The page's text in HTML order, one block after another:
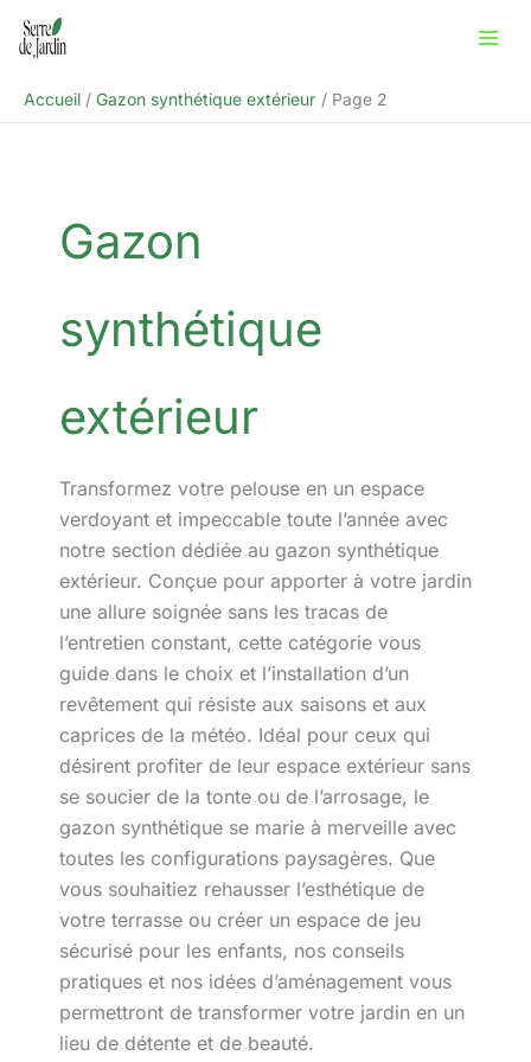
Accueil
Gazon synthétique extérieur Page 2
Gazon
synthétique
extérieur
Transformez votre pelouse en un espace
verdoyant et impeccable toute l’année avec
notre section dédiée au gazon synthétique
extérieur. Conçue pour apporter à votre jardin
une allure soignée sans les tracas de
l’entretien constant, cette catégorie vous
guide dans le choix et l’installation d’un
revêtement qui résiste aux saisons et aux
caprices de la météo. Idéal pour ceux qui
désirent profiter de leur espace extérieur sans
se soucier de la tonte ou de l’arrosage, le
gazon synthétique se marie à merveille avec
toutes les configurations paysagères. Que
vous souhaitiez rehausser l’esthétique de
votre terrasse ou créer un espace de jeu
sécurisé pour les enfants, nos conseils
pratiques et nos idées d’aménagement vous
permettront de transformer votre jardin en un
lieu de détente et de beauté.
Rechercher